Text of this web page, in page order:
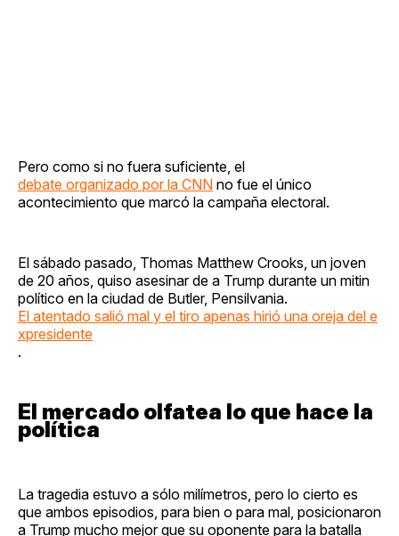
Pero como si no fuera suficiente, el
debate organizado por la CNN no fue el único
acontecimiento que marcó la campaña electoral.
El sábado pasado, Thomas Matthew Crooks, un joven
de 20 años, quiso asesinar de a Trump durante un mitin
político en la ciudad de Butler, Pensilvania.
El atentado salió mal y el tiro apenas hirió una oreja del e
xpresidente
.
El mercado olfatea lo que hace la
política
La tragedia estuvo a sólo milímetros, pero lo cierto es
que ambos episodios, para bien o para mal, posicionaron
a Trump mucho mejor que su oponente para la batalla